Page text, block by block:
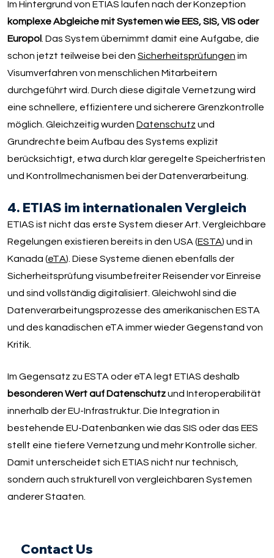
Im Hintergrund von ETIAS laufen nach der Konzeption
komplexe Abgleiche mit Systemen wie EES, SIS, VIS oder
Europol . Das System übernimmt damit eine Aufgabe, die
schon jetzt teilweise bei den Sicherheitsprüfungen im
Visumverfahren von menschlichen Mitarbeitern
durchgeführt wird. Durch diese digitale Vernetzung wird
eine schnellere, effizientere und sicherere Grenzkontrolle
möglich. Gleichzeitig wurden Datenschutz und
Grundrechte beim Aufbau des Systems explizit
berücksichtigt, etwa durch klar geregelte Speicherfristen
und Kontrollmechanismen bei der Datenverarbeitung.
4. ETIAS im internationalen Vergleich
ETIAS ist nicht das erste System dieser Art. Vergleichbare
Regelungen existieren bereits in den USA (ESTA) und in
Kanada (eTA). Diese Systeme dienen ebenfalls der
Sicherheitsprüfung visumbefreiter Reisender vor Einreise
und sind vollständig digitalisiert. Gleichwohl sind die
Datenverarbeitungsprozesse des amerikanischen ESTA
und des kanadischen eTA immer wieder Gegenstand von
Kritik.
Im Gegensatz zu ESTA oder eTA legt ETIAS deshalb
besonderen Wert auf Datenschutzund Interoperabilität
innerhalb der EU-Infrastruktur. Die Integration in
bestehende EU-Datenbanken wie das SIS oder das EES
stellt eine tiefere Vernetzung und mehr Kontrolle sicher.
Damit unterscheidet sich ETIAS nicht nur technisch,
sondern auch strukturell von vergleichbaren Systemen
anderer Staaten.
Contact Us